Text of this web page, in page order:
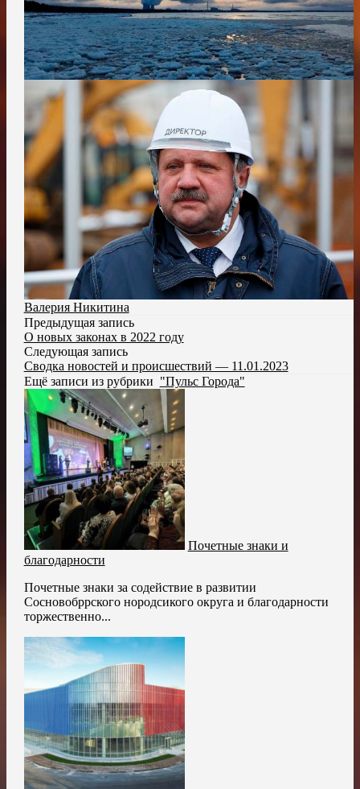
Валерия Никитина
Предыдущая запись
О новых законах в 2022 году
Следующая запись
Сводка новостей и происшествий — 11.01.2023
Ещё записи из рубрики "Пульс Города"
Почетные знаки и
благодарности
Почетные знаки за содействие в развитии
Сосновобррского нородсикого округа и благодарности
торжественно...